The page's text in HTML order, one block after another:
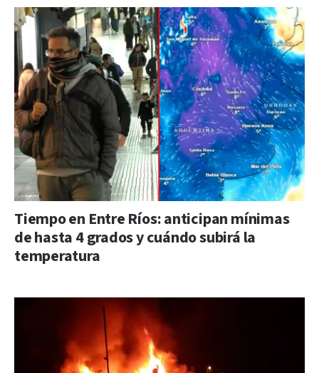
Tiempo en Entre Ríos: anticipan mínimas
de hasta 4 grados y cuándo subirá la
temperatura